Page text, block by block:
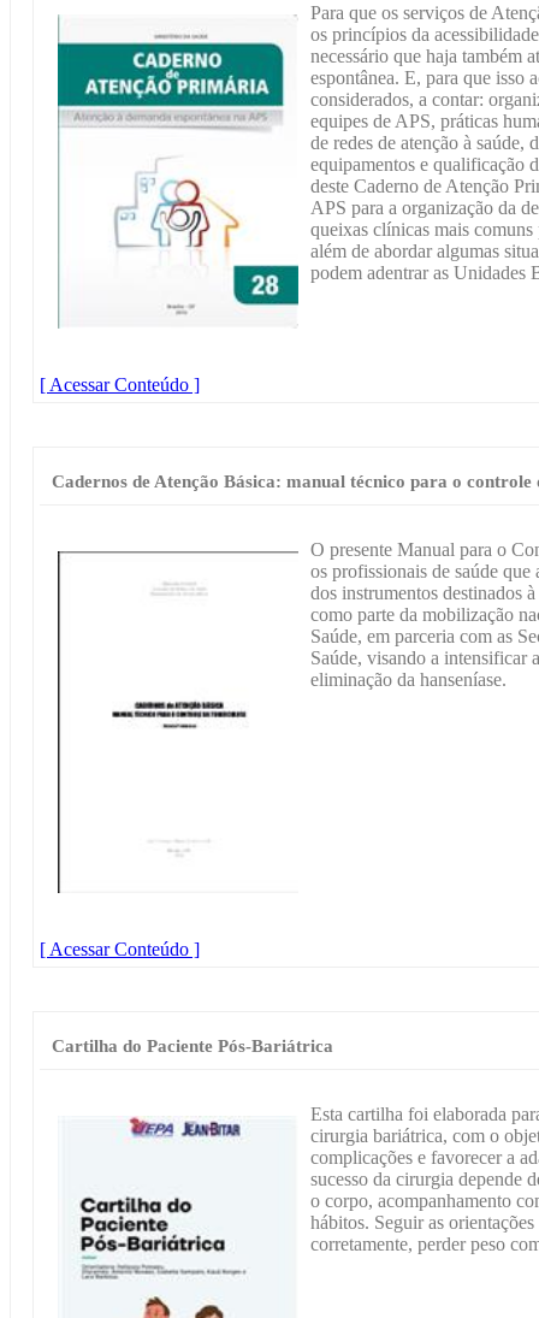
Para que os serviços de
os princípios da
necessário que haja também
espontânea. E, para que isso
considerados, a contar:
equipes de APS, práticas
de redes de atenção à
equipamentos e qualificação
deste Caderno de Atenção
APS para a organização da
queixas clínicas mais comuns
além de abordar algumas
podem adentrar as Unidades
[ Acessar Conteúdo ]
Cadernos de Atenção Básica: manual técnico para o
O presente Manual para o
os profissionais de saúde que
dos instrumentos destinados
como parte da mobilização
Saúde, em parceria com as
Saúde, visando a intensificar
eliminação da hanseníase.
[ Acessar Conteúdo ]
Cartilha do Paciente Pós-Bariátrica
Esta cartilha foi elaborada
cirurgia bariátrica, com o
complicações e favorecer a
sucesso da cirurgia depende
o corpo, acompanhamento
hábitos. Seguir as
corretamente, perder peso